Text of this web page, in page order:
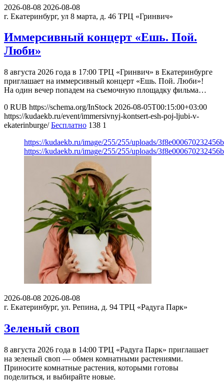
2026-08-08 2026-08-08
г. Екатеринбург, ул 8 марта, д. 46 ТРЦ «Гринвич»
Иммерсивный концерт «Ешь. Пой.
Люби»
8 августа 2026 года в 17:00 ТРЦ «Гринвич» в Екатеринбурге
приглашает на иммерсивный концерт «Ешь. Пой. Люби»!
На один вечер попадем на съемочную площадку фильма…
0 RUB https://schema.org/InStock 2026-08-05T00:15:00+03:00
https://kudaekb.ru/event/immersivnyj-kontsert-esh-poj-ljubi-v-
ekaterinburge/ Бесплатно 138 1
https://kudaekb.ru/image/255/255/uploads/
https://kudaekb.ru/image/255/255/uploads/
2026-08-08 2026-08-08
г. Екатеринбург, ул. Репина, д. 94 ТРЦ «Радуга Парк»
Зеленый своп
8 августа 2026 года в 14:00 ТРЦ «Радуга Парк» приглашает
на зеленый своп — обмен комнатными растениями.
Приносите комнатные растения, которыми готовы
поделиться, и выбирайте новые.